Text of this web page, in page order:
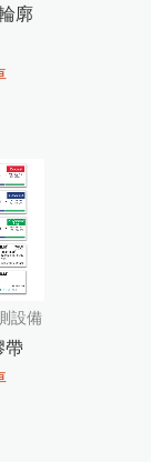
廓
設備
帶